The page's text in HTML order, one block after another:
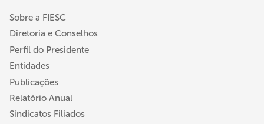
Sobre a FIESC
Diretoria e Conselhos
Perfil do Presidente
Entidades
Publicações
Relatório Anual
Sindicatos Filiados